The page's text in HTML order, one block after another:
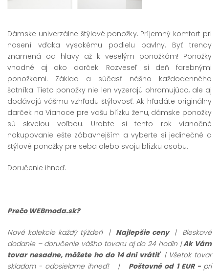
Dámske univerzálne štýlové ponožky. Príjemný komfort pri
nosení vďaka vysokému podielu bavlny. Byť trendy
znamená od hlavy až k veselým ponožkám! Ponožky
vhodné aj ako darček. Rozveseľ si deň farebnými
ponožkami. Základ a súčasť nášho každodenného
šatníka. Tieto ponožky nie len vyzerajú ohromujúco, ale aj
dodávajú vášmu vzhľadu štýlovosť. Ak hľadáte originálny
darček na Vianoce pre vašu blízku ženu, dámske ponožky
sú skvelou voľbou. Urobte si tento rok vianočné
nakupovanie ešte zábavnejším a vyberte si jedinečné a
štýlové ponožky pre seba alebo svoju blízku osobu.
Doručenie ihneď.
Prečo WEBmoda.sk?
Nové kolekcie každý týždeň |Najlepšie ceny | Bleskové
dodanie – doručenie vášho tovaru aj do 24 hodín |Ak Vám
tovar nesadne, môžete ho do 14 dní vrátiť | Všetok tovar
skladom - odosielame ihneď!
| Poštovné od 1 EUR - pri